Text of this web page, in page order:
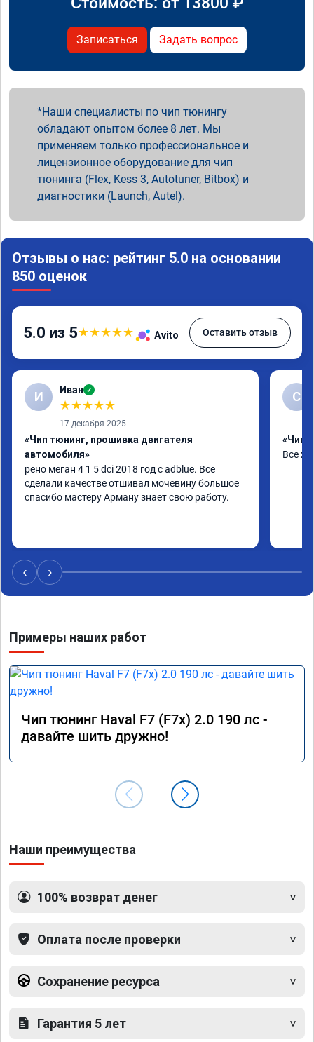
Записаться Задать вопрос
Наши специалисты по чип тюнингу
обладают опытом более 8 лет. Мы
применяем только профессиональное и
лицензионное оборудование для чип
тюнинга (Flex, Kess 3, Autotuner, Bitbox) и
диагностики (Launch, Autel).
Отзывы о нас: рейтинг 5.0 на основании
850 оценок
5.0 из 5★★★★★ Avito Оставить отзыв
И Иван ✓
★★★★★
17 декабря 2025
«Чип тюнинг, прошивка двигателя
автомобиля»
рено меган 4 1 5 dci 2018 год с adblue. Все
сделали качестве отшивал мочевину большое
спасибо мастеру Арману знает свою работу.
С
«Чип
Все
‹ ›
Примеры наших работ
Чип тюнинг Haval F7 (F7x) 2.0 190 лс -
давайте шить дружно!
Наши преимущества
100% возврат денег
Оплата после проверки
Сохранение ресурса
Гарантия 5 лет